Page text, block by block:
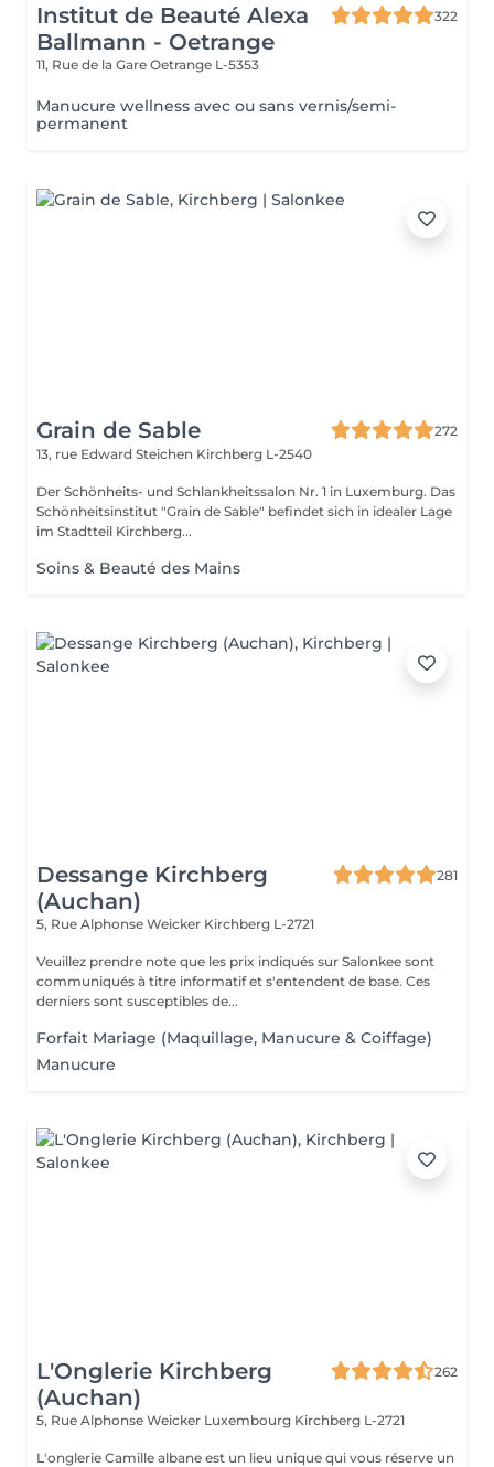
Institut de Beauté Alexa
Ballmann - Oetrange
322
11, Rue de la Gare Oetrange L-5353
Manucure wellness avec ou sans vernis/semi-
permanent
Grain de Sable
272
13, rue Edward Steichen Kirchberg L-2540
Der Schönheits- und Schlankheitssalon Nr. 1 in Luxemburg. Das
Schönheitsinstitut "Grain de Sable" befindet sich in idealer Lage
im Stadtteil Kirchberg...
Soins & Beauté des Mains
Dessange Kirchberg
(Auchan)
281
5, Rue Alphonse Weicker Kirchberg L-2721
Veuillez prendre note que les prix indiqués sur Salonkee sont
communiqués à titre informatif et s'entendent de base. Ces
derniers sont susceptibles de...
Forfait Mariage (Maquillage, Manucure & Coiffage)
Manucure
L'Onglerie Kirchberg
(Auchan)
262
5, Rue Alphonse Weicker Luxembourg Kirchberg L-2721
L'onglerie Camille albane est un lieu unique qui vous réserve un